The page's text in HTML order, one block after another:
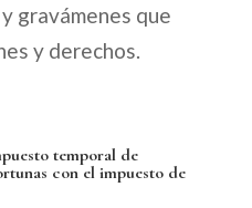
gravámenes que
y derechos.
temporal de
con el impuesto de